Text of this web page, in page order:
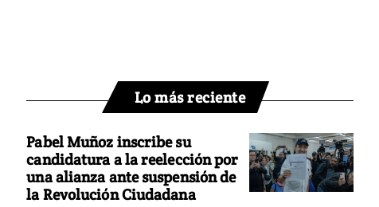
Lo más reciente
Pabel Muñoz inscribe su
candidatura a la reelección por
una alianza ante suspensión de
la Revolución Ciudadana